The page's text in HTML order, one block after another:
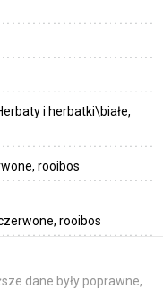
i herbatki\białe,
rooibos
rooibos
dane były poprawne,